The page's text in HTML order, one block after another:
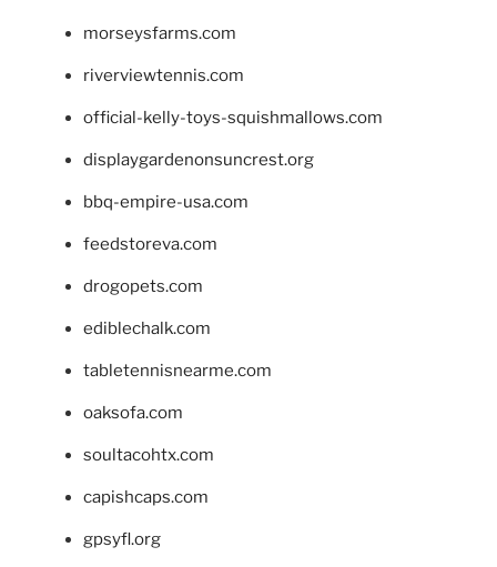
morseysfarms.com
riverviewtennis.com
official-kelly-toys-squishmallows.com
displaygardenonsuncrest.org
bbq-empire-usa.com
feedstoreva.com
drogopets.com
ediblechalk.com
tabletennisnearme.com
oaksofa.com
soultacohtx.com
capishcaps.com
gpsyfl.org